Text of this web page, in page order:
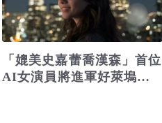
「媲美史嘉蕾喬漢森」首位
AI女演員將進軍好萊塢